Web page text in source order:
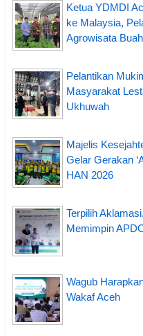
Ketua YDMDI
ke Malaysia,
Agrowisata
Pelantikan
Masyarakat
Ukhuwah
Majelis
Gelar Gerakan
HAN 2026
Terpilih
Memimpin
Wagub
Wakaf Aceh